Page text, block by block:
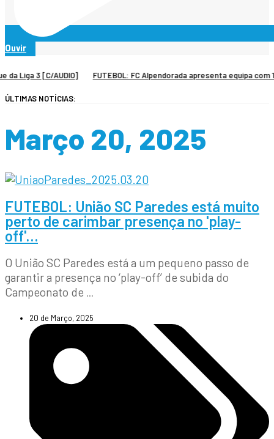
Ouvir
3 [C/AUDIO] FUTEBOL: FC Alpendorada apresenta equipa com 13
ÚLTIMAS NOTÍCIAS:
Março 20, 2025
FUTEBOL: União SC Paredes está muito
perto de carimbar presença no 'play-
off'…
O União SC Paredes está a um pequeno passo de
garantir a presença no ‘play-off’ de subida do
Campeonato de ...
20 de Março, 2025